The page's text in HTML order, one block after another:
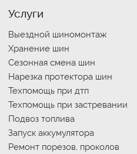
Услуги
Выездной шиномонтаж
Хранение шин
Сезонная смена шин
Нарезка протектора шин
Техпомощь при дтп
Техпомощь при застревании
Подвоз топлива
Запуск аккумулятора
Ремонт порезов, проколов